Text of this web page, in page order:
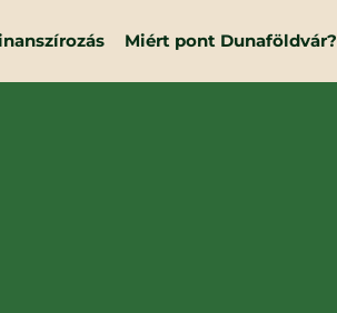
Miért pont Dunaföldvár?